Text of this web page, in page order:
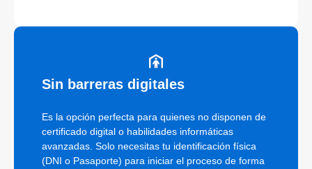
Sin barreras digitales
Es la opción perfecta para quienes no disponen de
certificado digital o habilidades informáticas
avanzadas. Solo necesitas tu identificación física
(DNI o Pasaporte) para iniciar el proceso de forma